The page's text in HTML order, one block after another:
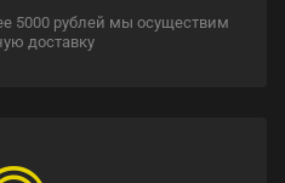
5000 рублей мы осуществим
доставку